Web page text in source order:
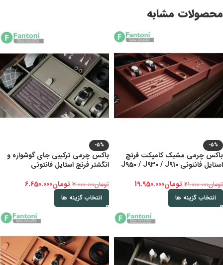
محصولات مشابه
-5%
باکس چرمی مشبک کامپکت فرنچ
استایل فانتونی J950 / J930 / J910
تومان21.000.000 تومان19.950.000
انتخاب گزینه ها
-5%
باکس چرمی ترکیبی جای گوشواره و
انگشتر فرنچ استایل فانتونی
تومان7.000.000 تومان6.650.000
انتخاب گزینه ها